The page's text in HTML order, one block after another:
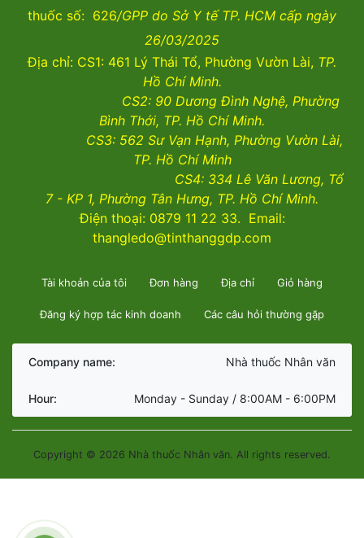
thuốc số: 626/GPP do Sở Y tế TP. HCM cấp ngày
26/03/2025
Địa chỉ: CS1: 461 Lý Thái Tổ, Phường Vườn Lài, TP.
Hồ Chí Minh.
CS2: 90 Dương Đình Nghệ, Phường
Bình Thới, TP. Hồ Chí Minh.
CS3: 562 Sư Vạn Hạnh, Phường Vườn Lài,
TP. Hồ Chí Minh
CS4: 334 Lê Văn Lương, Tổ
7 - KP 1, Phường Tân Hưng, TP. Hồ Chí Minh.
Điện thoại: 0879 11 22 33. Email:
thangledo@tinthanggdp.com
Tài khoản của tôi Đơn hàng Địa chỉ Giỏ hàng
Đăng ký hợp tác kinh doanh Các câu hỏi thường gặp
Company name: Nhà thuốc Nhân văn
Hour: Monday - Sunday / 8:00AM - 6:00PM
Copyright © 2026 Nhà thuốc Nhân văn. All rights reserved.